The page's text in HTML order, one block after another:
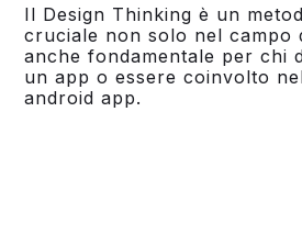
Il Design Thinking è un
cruciale non solo nel campo
anche fondamentale per chi
un app o essere coinvolto
android app.